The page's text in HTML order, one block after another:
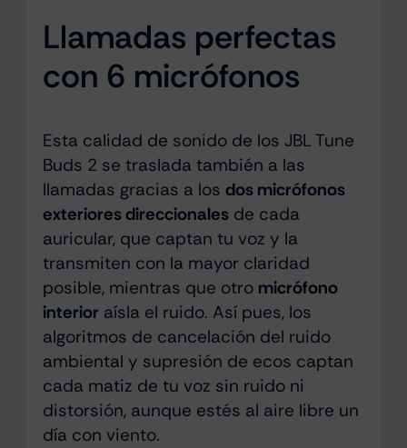
Llamadas perfectas
con 6 micrófonos
Esta calidad de sonido de los JBL Tune
Buds 2 se traslada también a las
llamadas gracias a los dos micrófonos
exteriores direccionalesde cada
auricular, que captan tu voz y la
transmiten con la mayor claridad
posible, mientras que otro micrófono
interior aísla el ruido. Así pues, los
algoritmos de cancelación del ruido
ambiental y supresión de ecos captan
cada matiz de tu voz sin ruido ni
distorsión, aunque estés al aire libre un
día con viento.